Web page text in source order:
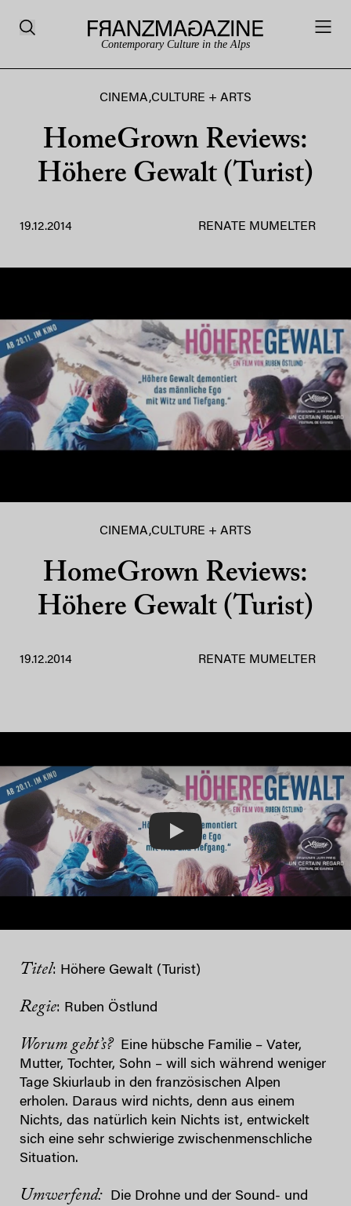
Contemporary Culture in the Alps
CINEMA,CULTURE + ARTS
HomeGrown Reviews:
Höhere Gewalt (Turist)
19.12.2014 RENATE MUMELTER
CINEMA,CULTURE + ARTS
HomeGrown Reviews:
Höhere Gewalt (Turist)
19.12.2014 RENATE MUMELTER
Titel: Höhere Gewalt (Turist)
Regie: Ruben Östlund
Worum geht’s? Eine hübsche Familie – Vater,
Mutter, Tochter, Sohn – will sich während weniger
Tage Skiurlaub in den französischen Alpen
erholen. Daraus wird nichts, denn aus einem
Nichts, das natürlich kein Nichts ist, entwickelt
sich eine sehr schwierige zwischenmenschliche
Situation.
Umwerfend:
Die Drohne und der Sound- und